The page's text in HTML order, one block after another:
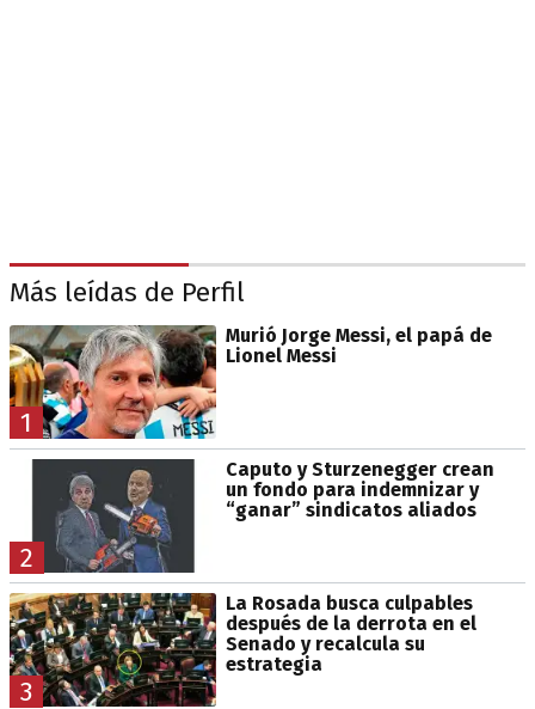
Más leídas de Perfil
1
Murió Jorge Messi, el papá de
Lionel Messi
2
Caputo y Sturzenegger crean
un fondo para indemnizar y
“ganar” sindicatos aliados
3
La Rosada busca culpables
después de la derrota en el
Senado y recalcula su
estrategia